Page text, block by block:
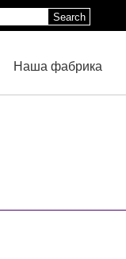
Search
Наша фабрика